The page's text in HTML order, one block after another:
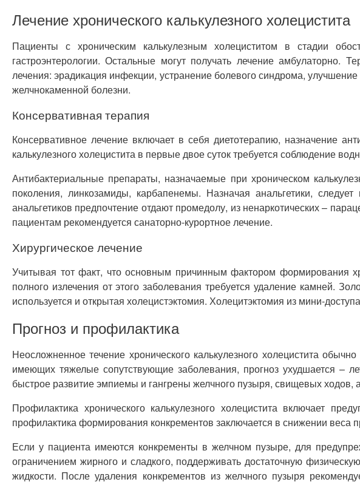
Лечение хронического калькулезного холецистита
Пациенты с хроническим калькулезным холециститом в стадии
гастроэнтерологии. Остальные могут получать лечение
лечения: эрадикация инфекции, устранение болевого синдрома,
желчнокаменной болезни.
Консервативная терапия
Консервативное лечение включает в себя диетотерапию, назначение
калькулезного холецистита в первые двое суток требуется соблюдение
Антибактериальные препараты, назначаемые при хроническом
поколения, линкозамиды, карбапенемы. Назначая анальгетики,
анальгетиков предпочтение отдают промедолу, из ненаркотических –
пациентам рекомендуется санаторно-курортное лечение.
Хирургическое лечение
Учитывая тот факт, что основным причинным фактором формирования
полного излечения от этого заболевания требуется удаление камней.
используется и открытая холецистэктомия. Холецитэктомия из мини-
Прогноз и профилактика
Неосложненное течение хронического калькулезного холецистита
имеющих тяжелые сопутствующие заболевания, прогноз ухудшается –
быстрое развитие эмпиемы и гангрены желчного пузыря, свищевых ходов,
Профилактика хронического калькулезного холецистита включает
профилактика формирования конкрементов заключается в снижении
Если у пациента имеются конкременты в желчном пузыре, для
ограничением жирного и сладкого, поддерживать достаточную
жидкости. После удаления конкрементов из желчного пузыря